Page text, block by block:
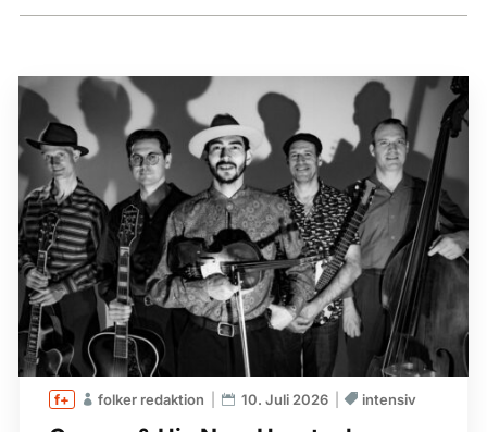
folker redaktion 10. Juli 2026 intensiv